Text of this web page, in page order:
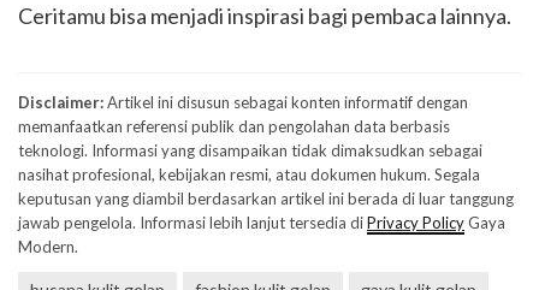
Ceritamu bisa menjadi inspirasi bagi pembaca lainnya.
Disclaimer:Artikel ini disusun sebagai konten informatif dengan
memanfaatkan referensi publik dan pengolahan data berbasis
teknologi. Informasi yang disampaikan tidak dimaksudkan sebagai
nasihat profesional, kebijakan resmi, atau dokumen hukum. Segala
keputusan yang diambil berdasarkan artikel ini berada di luar tanggung
jawab pengelola. Informasi lebih lanjut tersedia diPrivacy PolicyGaya
Modern.